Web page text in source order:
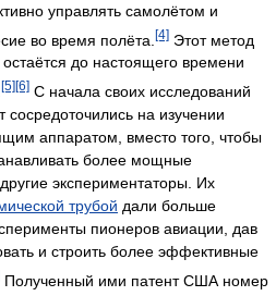
управлять самолётом и
во время полёта. [4] Этот метод
до настоящего времени
[5] [6] С начала своих исследований
сосредоточились на изучении
аппаратом, вместо того, чтобы
более мощные
экспериментаторы. Их
трубой дали больше
пионеров авиации, дав
и строить более эффективные
Полученный ими патент США номер